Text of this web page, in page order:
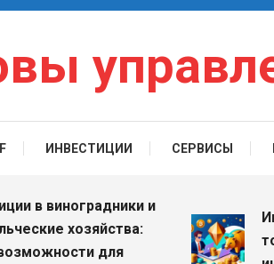
ИНВЕСТИЦИИ СЕРВИСЫ
виноградники и
хозяйства:
для